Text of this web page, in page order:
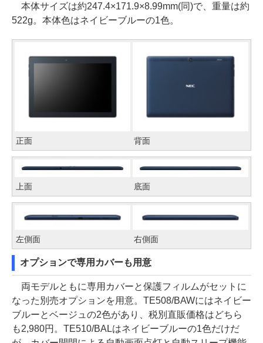
本体サイズは約247.4×171.9×8.99mm(同)で、重量は約
522g。本体色はネイビーブルーの1色。
正面 背面
上面 底面
左側面 右側面
オプションで専用カバーも用意
両モデルともに専用カバーと保護フィルムがセットに
なった別売オプションを用意。TE508/BAWにはネイビー
ブルーとベージュの2色があり、税別直販価格はどちら
も2,980円。TE510/BALはネイビーブルーの1色だけだ